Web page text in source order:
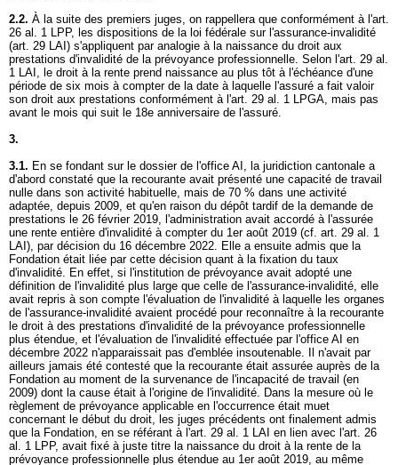
2.2. À la suite des premiers juges, on rappellera que conformément à l'art.
26 al. 1 LPP, les dispositions de la loi fédérale sur l'assurance-invalidité
(art. 29 LAI ) s'appliquent par analogie à la naissance du droit aux
prestations d'invalidité de la prévoyance professionnelle. Selon l'art. 29 al.
1 LAI , le droit à la rente prend naissance au plus tôt à l'échéance d'une
période de six mois à compter de la date à laquelle l'assuré a fait valoir
son droit aux prestations conformément à l'art. 29 al. 1 LPGA, mais pas
avant le mois qui suit le 18e anniversaire de l'assuré.
3.
3.1. En se fondant sur le dossier de l'office AI, la juridiction cantonale a
d'abord constaté que la recourante avait présenté une capacité de travail
nulle dans son activité habituelle, mais de 70 % dans une activité
adaptée, depuis 2009, et qu'en raison du dépôt tardif de la demande de
prestations le 26 février 2019, l'administration avait accordé à l'assurée
une rente entière d'invalidité à compter du 1er août 2019 (cf. art. 29 al. 1
LAI ), par décision du 16 décembre 2022. Elle a ensuite admis que la
Fondation était liée par cette décision quant à la fixation du taux
d'invalidité. En effet, si l'institution de prévoyance avait adopté une
définition de l'invalidité plus large que celle de l'assurance-invalidité, elle
avait repris à son compte l'évaluation de l'invalidité à laquelle les organes
de l'assurance-invalidité avaient procédé pour reconnaître à la recourante
le droit à des prestations d'invalidité de la prévoyance professionnelle
plus étendue, et l'évaluation de l'invalidité effectuée par l'office AI en
décembre 2022 n'apparaissait pas d'emblée insoutenable. Il n'avait par
ailleurs jamais été contesté que la recourante était assurée auprès de la
Fondation au moment de la survenance de l'incapacité de travail (en
2009) dont la cause était à l'origine de l'invalidité. Dans la mesure où le
règlement de prévoyance applicable en l'occurrence était muet
concernant le début du droit, les juges précédents ont finalement admis
que la Fondation, en se référant à l'art. 29 al. 1 LAI en lien avec l'art. 26
al. 1 LPP, avait fixé à juste titre la naissance du droit à la rente de la
prévoyance professionnelle plus étendue au 1er août 2019, au même